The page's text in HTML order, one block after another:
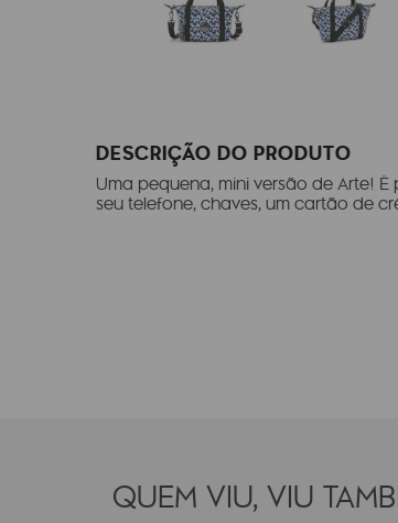
DESCRIÇÃO DO PRODUTO
Uma pequena, mini versão de Arte!
seu telefone, chaves, um cartão de
QUEM VIU, VIU